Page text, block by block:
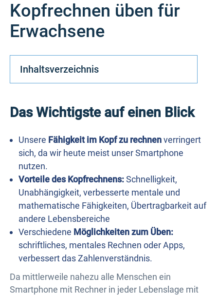
Kopfrechnen üben für
Erwachsene
Inhaltsverzeichnis
Das Wichtigste auf einen Blick
Unsere Fähigkeit im Kopf zu rechnenverringert
sich, da wir heute meist unser Smartphone
nutzen.
Vorteile des Kopfrechnens:Schnelligkeit,
Unabhängigkeit, verbesserte mentale und
mathematische Fähigkeiten, Übertragbarkeit auf
andere Lebensbereiche
Verschiedene Möglichkeiten zum Üben:
schriftliches, mentales Rechnen oder Apps,
verbessert das Zahlenverständnis.
Da mittlerweile nahezu alle Menschen ein
Smartphone mit Rechner in jeder Lebenslage mit